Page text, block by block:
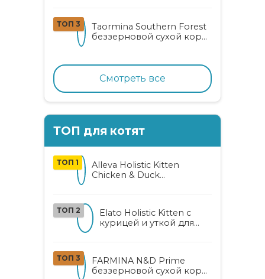
лососем
ТОП 3
Taormina Southern Forest
беззерновой сухой корм
ягодами и овощами
Смотреть все
ТОП для котят
ТОП 1
Alleva Holistic Kitten
Chicken & Duck
ТОП 2
Elato Holistic Kitten с
курицей и уткой для
ТОП 3
FARMINA N&D Prime
беззерновой сухой корм